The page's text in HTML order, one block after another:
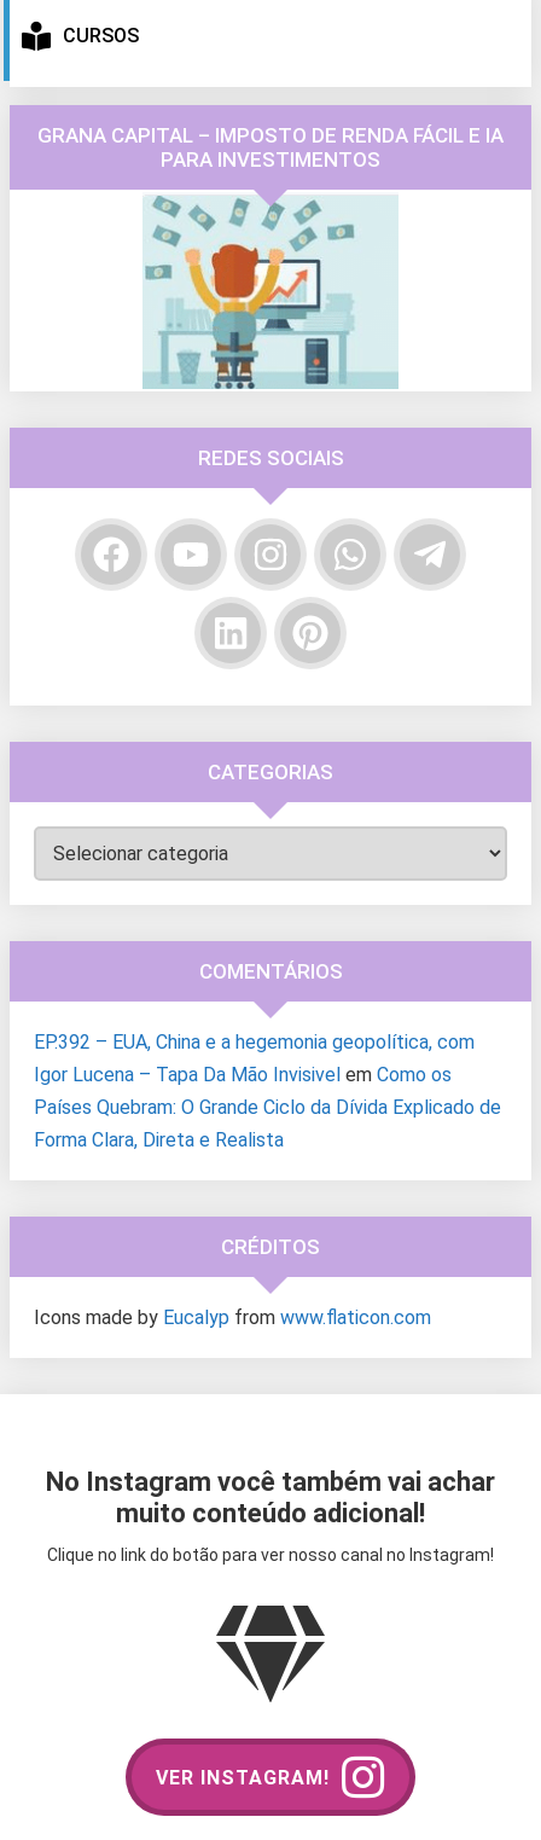
CURSOS
GRANA CAPITAL – IMPOSTO DE RENDA FÁCIL E IA
PARA INVESTIMENTOS
REDES SOCIAIS
CATEGORIAS
Categorias
COMENTÁRIOS
EP.392 – EUA, China e a hegemonia geopolítica, com
Igor Lucena – Tapa Da Mão Invisivel em Como os
Países Quebram: O Grande Ciclo da Dívida Explicado de
Forma Clara, Direta e Realista
CRÉDITOS
Icons made by Eucalyp from www.flaticon.com
No Instagram você também vai achar
muito conteúdo adicional!
Clique no link do botão para ver nosso canal no Instagram!
VER INSTAGRAM!